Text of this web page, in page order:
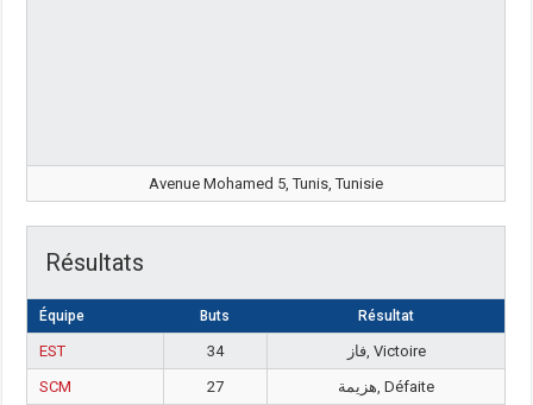
Avenue Mohamed 5, Tunis, Tunisie
Résultats
Équipe Buts Résultat
EST 34
فاز, Victoire
SCM
27 هزيمة, Défaite